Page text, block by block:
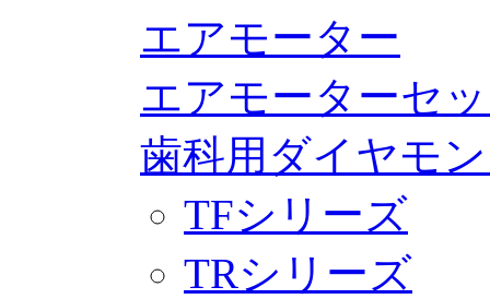
エアモーター
エアモーターセ
歯科用ダイヤモ
TFシリーズ
TRシリーズ